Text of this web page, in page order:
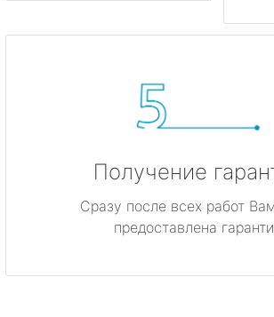
Получение
Сразу после всех работ
предоставлена